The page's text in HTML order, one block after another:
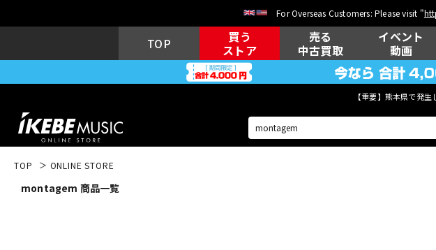
For Overseas Customers: Please visit "
TOP
買う
ストア
売る
中古買取
イベント
動画
【重要】熊本県で発
TOP ONLINE STORE
montagem 商品一覧